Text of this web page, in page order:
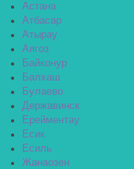
Астана
Атбасар
Атырау
Аягоз
Байконур
Балхаш
Булаево
Державинск
Ерейментау
Есик
Есиль
Жанаозен